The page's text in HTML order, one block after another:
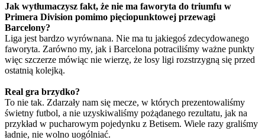
Jak wytłumaczysz fakt, że nie ma faworyta do triumfu w
Primera Division pomimo pięciopunktowej przewagi
Barcelony?
Liga jest bardzo wyrównana. Nie ma tu jakiegoś zdecydowanego
faworyta. Zarówno my, jak i Barcelona potraciliśmy ważne punkty
więc szczerze mówiąc nie wierzę, że losy ligi rozstrzygną się przed
ostatnią kolejką.
Real gra brzydko?
To nie tak. Zdarzały nam się mecze, w których prezentowaliśmy
świetny futbol, a nie uzyskiwaliśmy pożądanego rezultatu, jak na
przykład w pucharowym pojedynku z Betisem. Wiele razy graliśmy
ładnie, nie wolno uogólniać.